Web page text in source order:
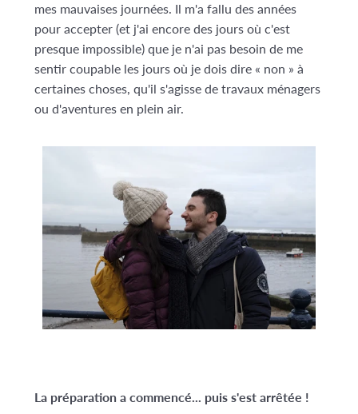
mes mauvaises journées. Il m'a fallu des années
pour accepter (et j'ai encore des jours où c'est
presque impossible) que je n'ai pas besoin de me
sentir coupable les jours où je dois dire « non » à
certaines choses, qu'il s'agisse de travaux ménagers
ou d'aventures en plein air.
La préparation a commencé... puis s'est arrêtée !